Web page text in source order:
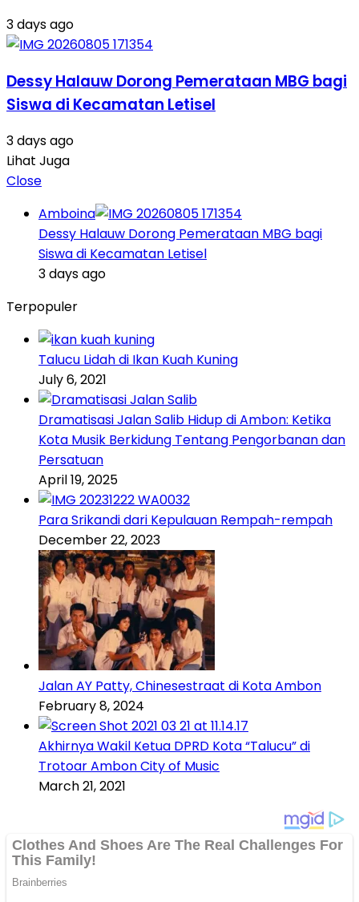
3 days ago
Dessy Halauw Dorong Pemerataan MBG bagi
Siswa di Kecamatan Letisel
3 days ago
Lihat Juga
Close
Amboina
Dessy Halauw Dorong Pemerataan MBG bagi
Siswa di Kecamatan Letisel
3 days ago
Terpopuler
Talucu Lidah di Ikan Kuah Kuning
July 6, 2021
Dramatisasi Jalan Salib Hidup di Ambon: Ketika
Kota Musik Berkidung Tentang Pengorbanan dan
Persatuan
April 19, 2025
Para Srikandi dari Kepulauan Rempah-rempah
December 22, 2023
Jalan AY Patty, Chinesestraat di Kota Ambon
February 8, 2024
Akhirnya Wakil Ketua DPRD Kota “Talucu” di
Trotoar Ambon City of Music
March 21, 2021